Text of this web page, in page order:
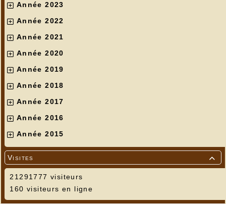
Année 2023
Année 2022
Année 2021
Année 2020
Année 2019
Année 2018
Année 2017
Année 2016
Année 2015

Visites
21291777 visiteurs
160 visiteurs en ligne